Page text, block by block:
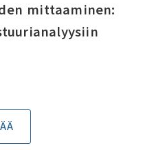
mittaaminen: